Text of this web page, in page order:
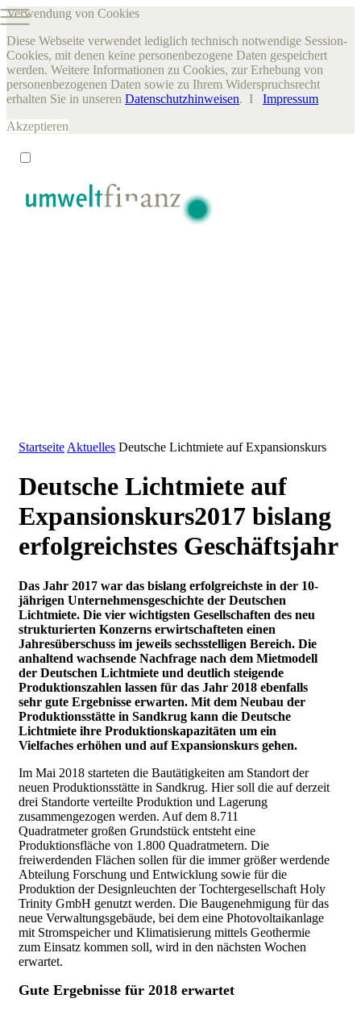
Verwendung von Cookies
Diese Webseite verwendet lediglich technisch notwendige Session-
Cookies, mit denen keine personenbezogene Daten gespeichert
werden. Weitere Informationen zu Cookies, zur Erhebung von
personenbezogenen Daten sowie zu Ihrem Widerspruchsrecht
erhalten Sie in unseren Datenschutzhinweisen. I Impressum
Akzeptieren
Startseite Aktuelles Deutsche Lichtmiete auf Expansionskurs
Deutsche Lichtmiete auf
Expansionskurs2017 bislang
erfolgreichstes Geschäftsjahr
Das Jahr 2017 war das bislang erfolgreichste in der 10-
jährigen Unternehmensgeschichte der Deutschen
Lichtmiete. Die vier wichtigsten Gesellschaften des neu
strukturierten Konzerns erwirtschafteten einen
Jahresüberschuss im jeweils sechsstelligen Bereich. Die
anhaltend wachsende Nachfrage nach dem Mietmodell
der Deutschen Lichtmiete und deutlich steigende
Produktionszahlen lassen für dasJahr 2018 ebenfalls
sehr gute Ergebnisse erwarten. Mit dem Neubau der
Produktionsstätte in Sandkrug kann die Deutsche
Lichtmiete ihre Produktionskapazitäten um ein
Vielfaches erhöhen und auf Expansionskurs gehen.
Im Mai 2018 starteten die Bautätigkeiten am Standort der
neuen Produktionsstätte in Sandkrug. Hier soll die auf derzeit
drei Standorte verteilte Produktion und Lagerung
zusammengezogen werden. Auf dem 8.711
Quadratmeter großen Grundstück entsteht eine
Produktionsfläche von 1.800Quadratmetern. Die
freiwerdenden Flächen sollen für die immer größer werdende
Abteilung Forschung und Entwicklung sowie für die
Produktion der Designleuchten der Tochtergesellschaft Holy
Trinity GmbH genutzt werden. Die Baugenehmigung für das
neue Verwaltungsgebäude, bei dem eine Photovoltaikanlage
mit Stromspeicher und Klimatisierung mittels Geothermie
zum Einsatz kommen soll, wird in den nächsten Wochen
erwartet.
Gute Ergebnisse für 2018 erwartet